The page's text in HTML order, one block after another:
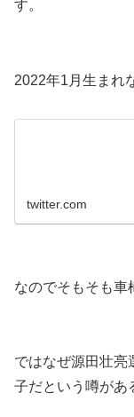
す。
2022年1月生まれ
twitter.com
なのでそもそも車
ではなぜ源田壮亮
子だという噂があ